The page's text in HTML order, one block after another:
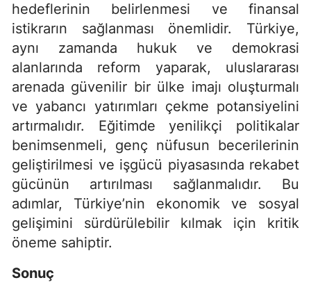
hedeflerinin belirlenmesi ve finansal
istikrarın sağlanması önemlidir. Türkiye,
aynı zamanda hukuk ve demokrasi
alanlarında reform yaparak, uluslararası
arenada güvenilir bir ülke imajı oluşturmalı
ve yabancı yatırımları çekme potansiyelini
artırmalıdır. Eğitimde yenilikçi politikalar
benimsenmeli, genç nüfusun becerilerinin
geliştirilmesi ve işgücü piyasasında rekabet
gücünün artırılması sağlanmalıdır. Bu
adımlar, Türkiye’nin ekonomik ve sosyal
gelişimini sürdürülebilir kılmak için kritik
öneme sahiptir.
Sonuç